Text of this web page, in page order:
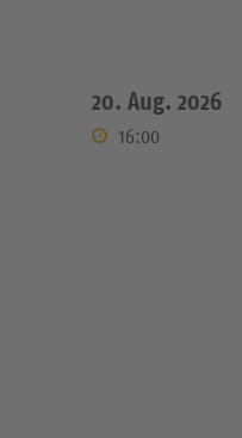
20. Aug. 2026
16:00